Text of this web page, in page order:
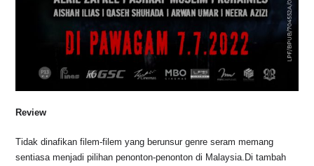
Review
Tidak dinafikan filem-filem yang berunsur genre seram memang
sentiasa menjadi pilihan penonton-penonton di Malaysia.Di tambah